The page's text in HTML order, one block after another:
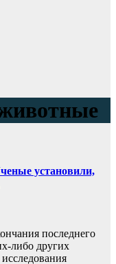
установили,
последнего
либо других